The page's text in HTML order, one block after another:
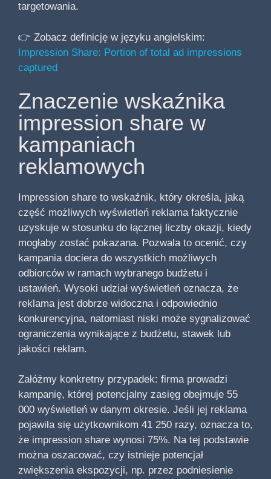
targetowania.
👉 Zobacz definicję w języku angielskim:
Impression Share: Portion of total ad impressions
captured
Znaczenie wskaźnika
impression share w
kampaniach
reklamowych
Impression share to wskaźnik, który określa, jaką
część możliwych wyświetleń reklama faktycznie
uzyskuje w stosunku do łącznej liczby okazji, kiedy
mogłaby zostać pokazana. Pozwala to ocenić, czy
kampania dociera do wszystkich możliwych
odbiorców w ramach wybranego budżetu i
ustawień. Wysoki udział wyświetleń oznacza, że
reklama jest dobrze widoczna i odpowiednio
konkurencyjna, natomiast niski może sygnalizować
ograniczenia wynikające z budżetu, stawek lub
jakości reklam.
Załóżmy konkretny przypadek: firma prowadzi
kampanię, której potencjalny zasięg obejmuje 55
000 wyświetleń w danym okresie. Jeśli jej reklama
pojawiła się użytkownikom 41 250 razy, oznacza to,
że impression share wynosi 75%. Na tej podstawie
można oszacować, czy istnieje potencjał
zwiększenia ekspozycji, np. przez podniesienie